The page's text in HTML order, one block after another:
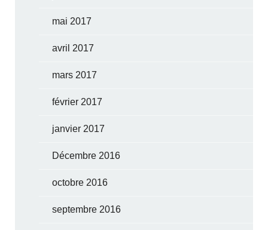
mai 2017
avril 2017
mars 2017
février 2017
janvier 2017
Décembre 2016
octobre 2016
septembre 2016